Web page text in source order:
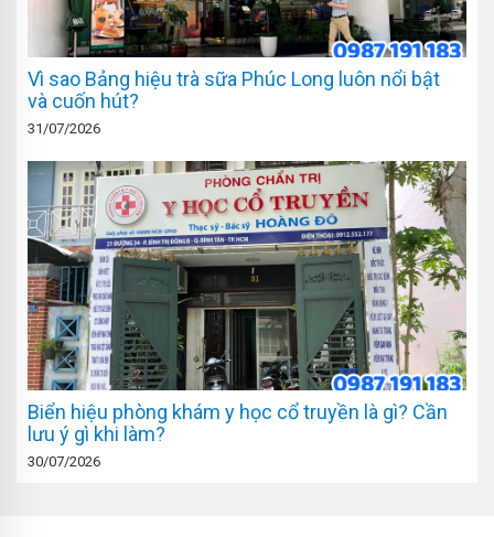
Vì sao Bảng hiệu trà sữa Phúc Long luôn nổi bật
và cuốn hút?
31/07/2026
Biển hiệu phòng khám y học cổ truyền là gì? Cần
lưu ý gì khi làm?
30/07/2026